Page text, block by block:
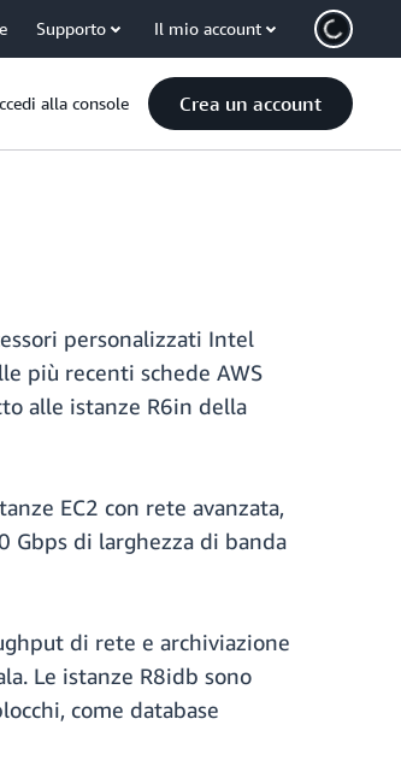
Supporto Il mio account
alla console Crea un account
personalizzati Intel
più recenti schede AWS
alle istanze R6in della
EC2 con rete avanzata,
Gbps di larghezza di banda
di rete e archiviazione
Le istanze R8idb sono
come database